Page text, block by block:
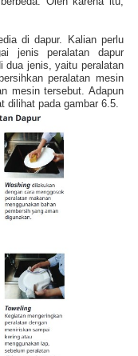
di dapur. Kalian perlu
jenis peralatan dapur
dua jenis, yaitu peralatan
peralatan mesin
mesin tersebut. Adapun
dilihat pada gambar 6.5.